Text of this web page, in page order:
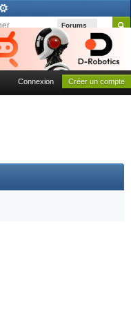
Forums
Connexion Créer un compte